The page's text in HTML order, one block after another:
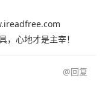
，心地才是主宰！
@回复